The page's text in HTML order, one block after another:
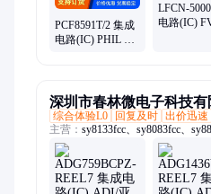
PCF8591T/2 集成
电路(IC) PHIL 封
LFCN-
电路(IC)
深圳市春林微电子科技有
综合体验L0
回复及时 出价迅速
主营： sy8133fcc、sy8083fcc、
syt020abc、lt3092edd、sy8153fcc
m23636-15、转换器、sy8035dbc
sy8163fcc、sy7066qmc、存储器、